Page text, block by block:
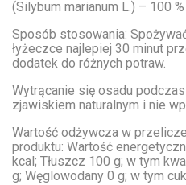
(Silybum marianum L.) – 100 %
Sposób stosowania:
łyżeczce najlepiej 30 minut
dodatek do różnych potraw.
Wytrącanie się osadu
zjawiskiem naturalnym i nie
Wartość odżywcza w
produktu: Wartość
kcal; Tłuszcz 100 g; w tym
g; Węglowodany 0 g; w tym